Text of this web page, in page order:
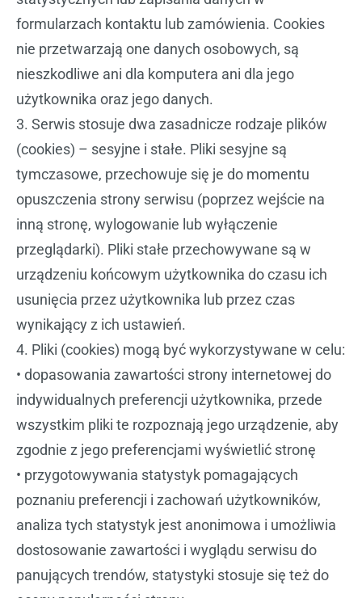
formularzach kontaktu lub zamówienia. Cookies
nie przetwarzają one danych osobowych, są
nieszkodliwe ani dla komputera ani dla jego
użytkownika oraz jego danych.
3. Serwis stosuje dwa zasadnicze rodzaje plików
(cookies) – sesyjne i stałe. Pliki sesyjne są
tymczasowe, przechowuje się je do momentu
opuszczenia strony serwisu (poprzez wejście na
inną stronę, wylogowanie lub wyłączenie
przeglądarki). Pliki stałe przechowywane są w
urządzeniu końcowym użytkownika do czasu ich
usunięcia przez użytkownika lub przez czas
wynikający z ich ustawień.
4. Pliki (cookies) mogą być wykorzystywane w celu:
• dopasowania zawartości strony internetowej do
indywidualnych preferencji użytkownika, przede
wszystkim pliki te rozpoznają jego urządzenie, aby
zgodnie z jego preferencjami wyświetlić stronę
• przygotowywania statystyk pomagających
poznaniu preferencji i zachowań użytkowników,
analiza tych statystyk jest anonimowa i umożliwia
dostosowanie zawartości i wyglądu serwisu do
panujących trendów, statystyki stosuje się też do